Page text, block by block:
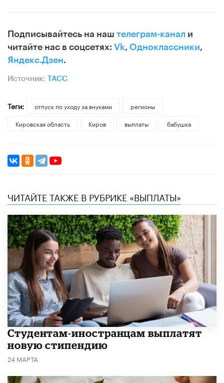
Подписывайтесь на наш телеграм-канал и
читайте нас в соцсетях: Vk, Одноклассники,
Яндекс.Дзен.
Источник: ТАСС
Теги: отпуск по уходу за внуками
регионы
Кировская область
Киров выплаты бабушка
ЧИТАЙТЕ ТАКЖЕ В РУБРИКЕ «ВЫПЛАТЫ»
Студентам-иностранцам выплатят
новую стипендию
24 МАРТА